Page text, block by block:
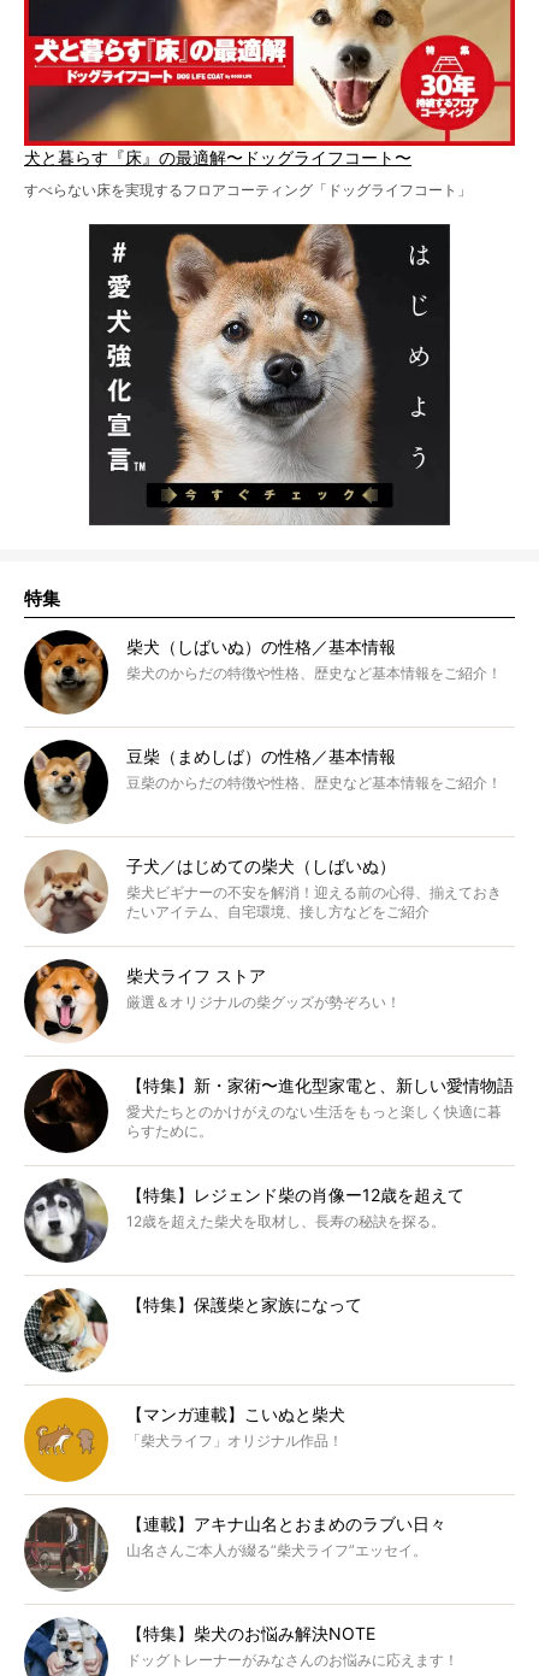
犬と暮らす『床』の最適解〜ドッグライフコート〜
すべらない床を実現するフロアコーティング「ドッグライフコート」
特集
柴犬（しばいぬ）の性格／基本情報
柴犬のからだの特徴や性格、歴史など基本情報をご紹介！
豆柴（まめしば）の性格／基本情報
豆柴のからだの特徴や性格、歴史など基本情報をご紹介！
子犬／はじめての柴犬（しばいぬ）
柴犬ビギナーの不安を解消！迎える前の心得、揃えておき
たいアイテム、自宅環境、接し方などをご紹介
柴犬ライフ ストア
厳選＆オリジナルの柴グッズが勢ぞろい！
【特集】新・家術〜進化型家電と、新しい愛情物語
愛犬たちとのかけがえのない生活をもっと楽しく快適に暮
らすために。
【特集】レジェンド柴の肖像ー12歳を超えて
12歳を超えた柴犬を取材し、長寿の秘訣を探る。
【特集】保護柴と家族になって
【マンガ連載】こいぬと柴犬
「柴犬ライフ」オリジナル作品！
【連載】アキナ山名とおまめのラブい日々
山名さんご本人が綴る“柴犬ライフ”エッセイ。
【特集】柴犬のお悩み解決NOTE
ドッグトレーナーがみなさんのお悩みに応えます！